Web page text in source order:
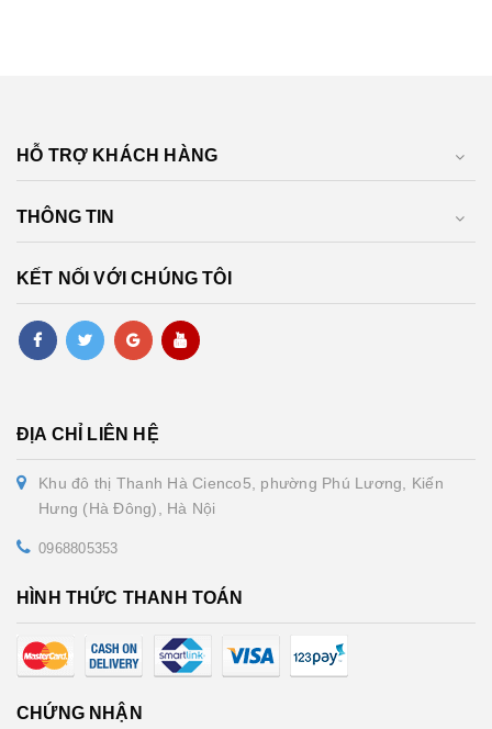
HỖ TRỢ KHÁCH HÀNG
THÔNG TIN
KẾT NỐI VỚI CHÚNG TÔI
ĐỊA CHỈ LIÊN HỆ
Khu đô thị Thanh Hà Cienco5, phường Phú Lương, Kiến
Hưng (Hà Đông), Hà Nội
0968805353
HÌNH THỨC THANH TOÁN
CHỨNG NHẬN